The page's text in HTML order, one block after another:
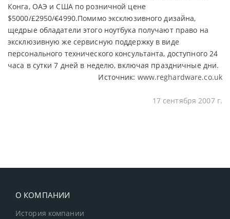
Конга, ОАЭ и США по розничной цене
$5000/£2950/€4990.Помимо эксклюзивного дизайна,
щедрые обладатели этого ноутбука получают право на
эксклюзивную же сервисную поддержку в виде
персонального технического консультанта, доступного 24
часа в сутки 7 дней в неделю, включая праздничные дни.
Источник: www.reghardware.co.uk
17 сентября 2007 г.
О КОМПАНИИ
История компании